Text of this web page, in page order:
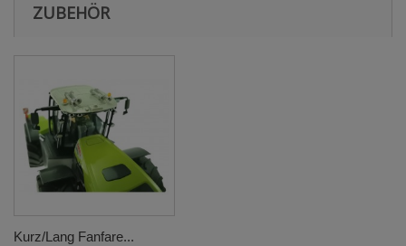
ZUBEHÖR
Kurz/Lang Fanfare...